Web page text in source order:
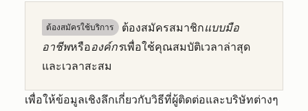
ต้องสมัครใช้บริการ ต้องสมัครสมาชิกแบบมือ
อาชีพหรือองค์กรเพื่อใช้คุณสมบัติเวลาล่าสุด
และเวลาสะสม
เพื่อให้ข้อมูลเชิงลึกเกี่ยวกับวิธีที่ผู้ติดต่อและบริษัทต่างๆ